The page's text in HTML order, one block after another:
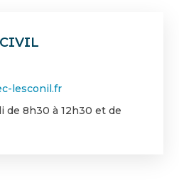
lesconil.fr
de 8h30 à 12h30 et de